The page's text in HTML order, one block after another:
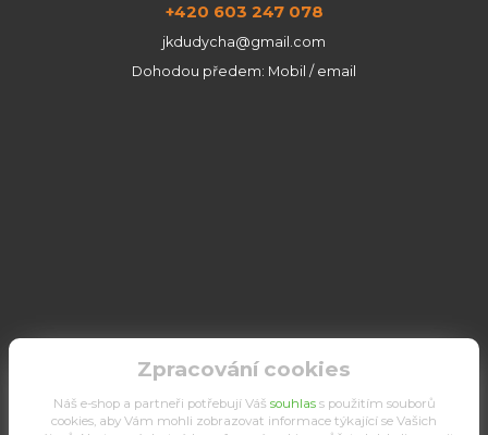
+420 603 247 078
jkdudycha@gmail.com
Dohodou předem: Mobil / email
Zpracování cookies
Náš e-shop a partneři potřebují Váš souhlass použitím souborů
cookies, aby Vám mohli zobrazovat informace týkající se Vašich